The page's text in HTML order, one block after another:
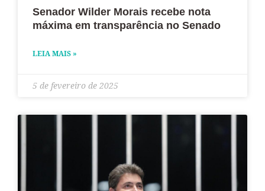
Senador Wilder Morais recebe nota
máxima em transparência no Senado
LEIA MAIS »
5 de fevereiro de 2025